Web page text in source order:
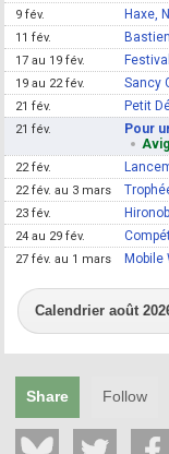
9 fév. Haxe,
11 fév.
17 au 19 fév.
19 au 22 fév. Sancy
21 fév. Petit
21 fév.
Pour
22 fév.
22 fév. au 3 mars
23 fév.
24 au 29 fév.
27 fév. au 1 mars Mobile
Calendrier août
Share Follow